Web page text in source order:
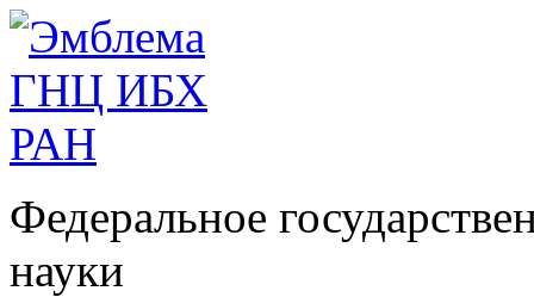
Федеральное
науки